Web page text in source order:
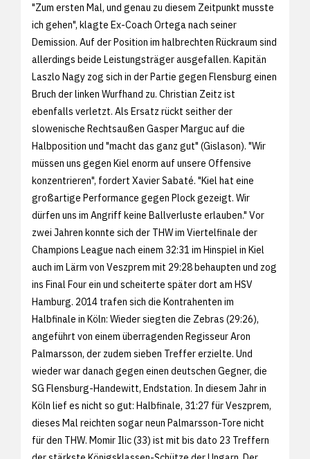
"Zum ersten Mal, und genau zu diesem Zeitpunkt musste
ich gehen", klagte Ex-Coach Ortega nach seiner
Demission. Auf der Position im halbrechten Rückraum sind
allerdings beide Leistungsträger ausgefallen. Kapitän
Laszlo Nagy zog sich in der Partie gegen Flensburg einen
Bruch der linken Wurfhand zu. Christian Zeitz ist
ebenfalls verletzt. Als Ersatz rückt seither der
slowenische Rechtsaußen Gasper Marguc auf die
Halbposition und "macht das ganz gut" (Gislason). "Wir
müssen uns gegen Kiel enorm auf unsere Offensive
konzentrieren", fordert Xavier Sabaté. "Kiel hat eine
großartige Performance gegen Plock gezeigt. Wir
dürfen uns im Angriff keine Ballverluste erlauben." Vor
zwei Jahren konnte sich der THW im Viertelfinale der
Champions League nach einem 32:31 im Hinspiel in Kiel
auch im Lärm von Veszprem mit 29:28 behaupten und zog
ins Final Four ein und scheiterte später dort am HSV
Hamburg. 2014 trafen sich die Kontrahenten im
Halbfinale in Köln: Wieder siegten die Zebras (29:26),
angeführt von einem überragenden Regisseur Aron
Palmarsson, der zudem sieben Treffer erzielte. Und
wieder war danach gegen einen deutschen Gegner, die
SG Flensburg-Handewitt, Endstation. In diesem Jahr in
Köln lief es nicht so gut: Halbfinale, 31:27 für Veszprem,
dieses Mal reichten sogar neun Palmarsson-Tore nicht
für den THW. Momir Ilic (33) ist mit bis dato 23 Treffern